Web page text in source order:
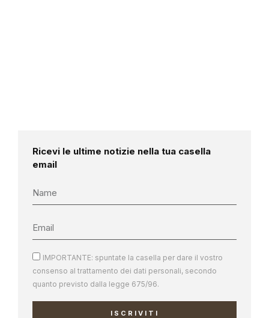
Ricevi le ultime notizie nella tua casella
email
IMPORTANTE: spuntate la casella per dare il vostro
consenso al trattamento dei dati personali, secondo
quanto previsto dalla legge 675/96.
ISCRIVITI